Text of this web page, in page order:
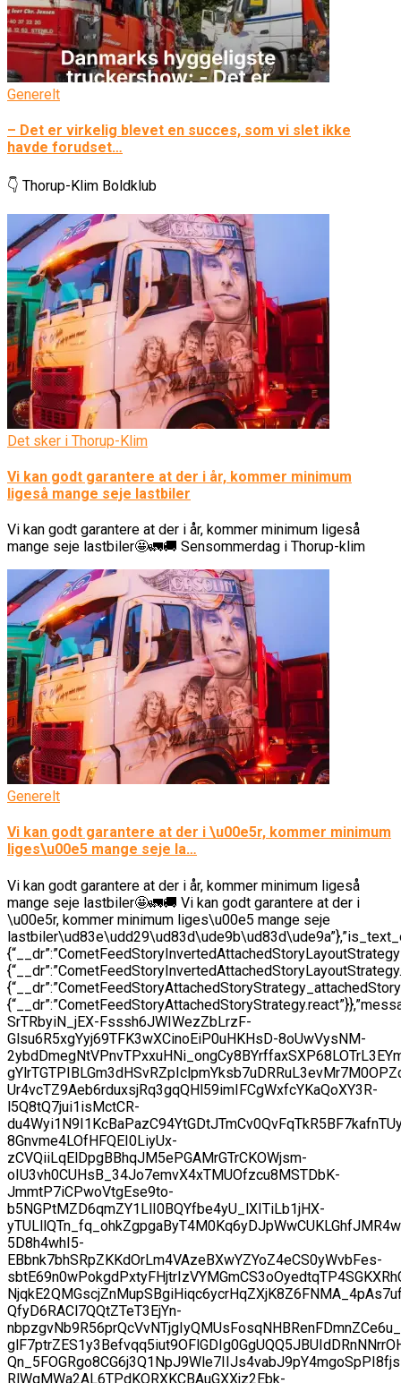
Generelt
– Det er virkelig blevet en succes, som vi slet ikke
havde forudset…
👇 Thorup-Klim Boldklub
Det sker i Thorup-Klim
Vi kan godt garantere at der i år, kommer minimum
ligeså mange seje lastbiler
Vi kan godt garantere at der i år, kommer minimum ligeså
mange seje lastbiler🤩🚛🚚 Sensommerdag i Thorup-klim
Generelt
Vi kan godt garantere at der i \u00e5r, kommer minimum
liges\u00e5 mange seje la…
Vi kan godt garantere at der i år, kommer minimum ligeså
mange seje lastbiler🤩🚛🚚 Vi kan godt garantere at der i
\u00e5r, kommer minimum liges\u00e5 mange seje
SrTRbyiN_jEX-Fsssh6JWIWezZbLrzF-
Glsu6R5xgYyj69TFK3wXCinoEiP0uHKHsD-8oUwVysNM-
Ur4vcTZ9Aeb6rduxsjRq3gqQHl59imIFCgWxfcYKaQoXY3R-
l5Q8tQ7jui1isMctCR-
8Gnvme4LOfHFQEI0LiyUx-
zCVQiiLqElDpgBBhqJM5ePGAMrGTrCKOWjsm-
oIU3vh0CUHsB_34Jo7emvX4xTMUOfzcu8MSTDbK-
JmmtP7iCPwoVtgEse9to-
b5NGPtMZD6qmZY1LlI0BQYfbe4yU_lXITiLb1jHX-
5D8h4whI5-
EBbnk7bhSRpZKKdOrLm4VAzeBXwYZYoZ4eCS0yWvbFes-
QfyD6RACl7QQtZTeT3EjYn-
RlWqMWa2AL6TPdKQRXKCBAuGXXjz2Ebk-